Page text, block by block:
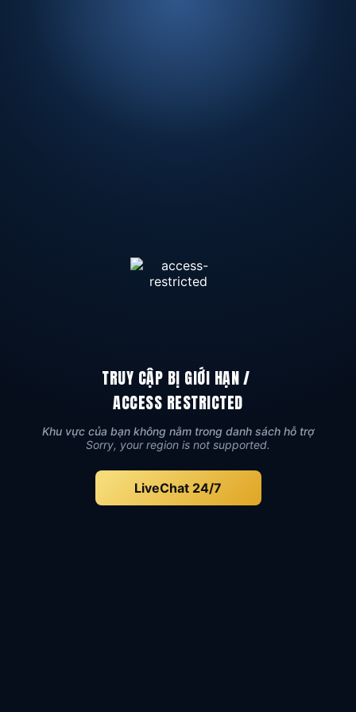
TRUY CẬP BỊ GIỚI HẠN/
ACCESS RESTRICTED
Khu vực của bạn không nằm trong danh sách hỗ trợ
Sorry, your region is not supported.
LiveChat 24/7